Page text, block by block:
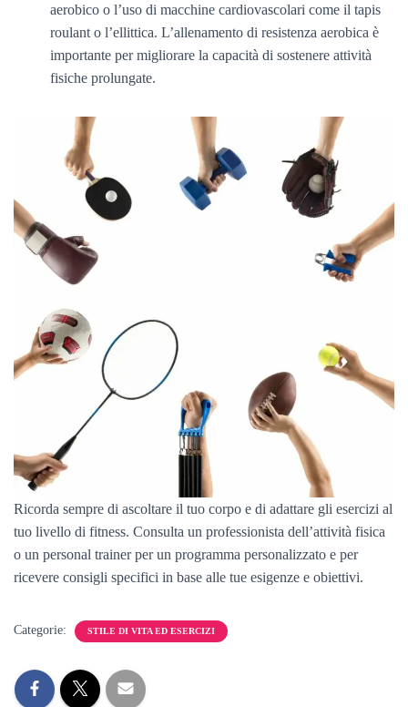
aerobico o l’uso di macchine cardiovascolari come il tapis
roulant o l’ellittica. L’allenamento di resistenza aerobica è
importante per migliorare la capacità di sostenere attività
fisiche prolungate.
Ricorda sempre di ascoltare il tuo corpo e di adattare gli esercizi al
tuo livello di fitness. Consulta un professionista dell’attività fisica
o un personal trainer per un programma personalizzato e per
ricevere consigli specifici in base alle tue esigenze e obiettivi.
Categorie: STILE DI VITA ED ESERCIZI